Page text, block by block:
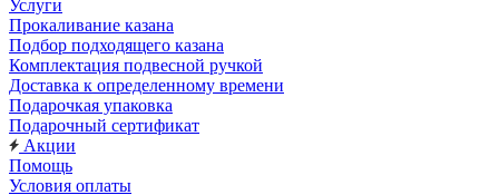
Услуги
Прокаливание казана
Подбор подходящего казана
Комплектация подвесной ручкой
Доставка к определенному времени
Подарочкая упаковка
Подарочный сертификат
Акции
Помощь
Условия оплаты